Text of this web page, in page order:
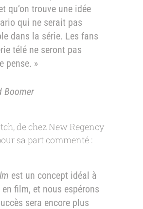
qu’on trouve une idée
qui ne serait pas
dans la série. Les fans
télé ne seront pas
pense. »
Boomer
de chez New Regency
sa part commenté :
est un concept idéal à
film, et nous espérons
sera encore plus